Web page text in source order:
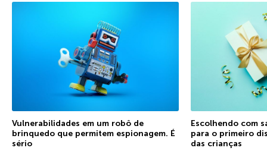
Vulnerabilidades em um robô de
brinquedo que permitem espionagem. É
sério
Escolhendo com
para o primeiro
das crianças